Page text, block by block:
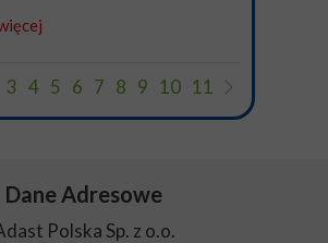
3 4 5 6 7 8 9 10 11
Dane Adresowe
Polska Sp. z o.o.